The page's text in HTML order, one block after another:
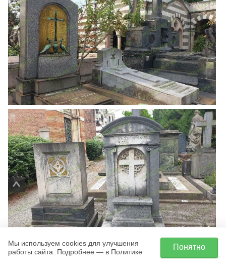
Мы используем cookies для улучшения
работы сайта. Подробнее — в Политике
Понятно